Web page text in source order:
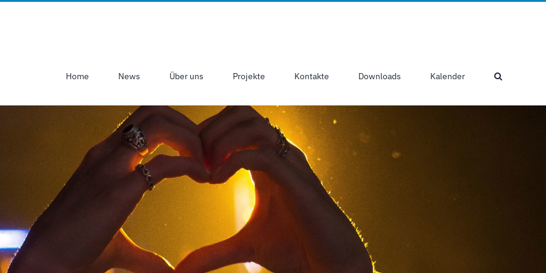
Home News Über uns Projekte Kontakte Downloads Kalender